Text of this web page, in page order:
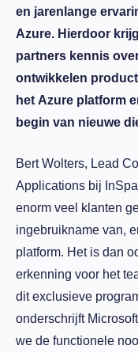
en jarenlange
Azure. Hierdoor
partners kennis
ontwikkelen
het Azure platform
begin van nieuwe
Bert Wolters, Lead
Applications bij
enorm veel klanten
ingebruikname van,
platform. Het is dan
erkenning voor het
dit exclusieve
onderschrijft
we de functionele